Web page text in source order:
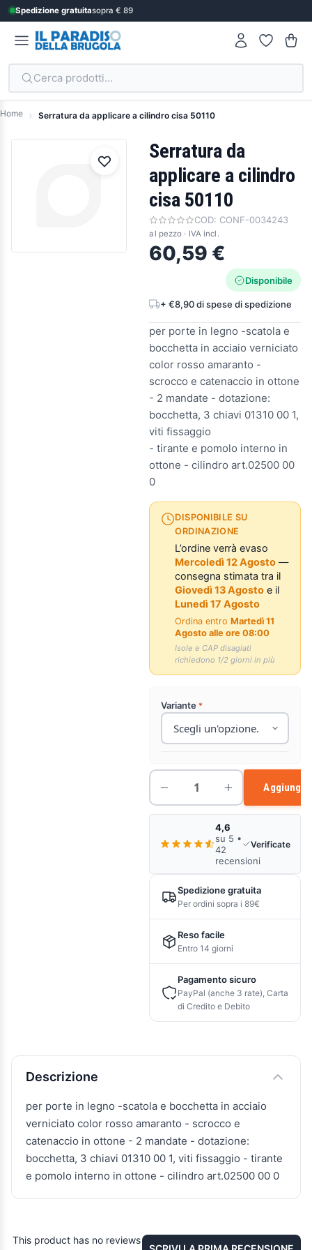
Spedizione gratuitasopra € 89
Cerca prodotti...
Home Serratura da applicare a cilindro cisa 50110
Serratura da
applicare a cilindro
cisa 50110
COD: CONF-0034243
al pezzo · IVA incl.
60,59 €
Disponibile
+ €8,90 di spese di spedizione
per porte in legno -scatola e
bocchetta in acciaio verniciato
color rosso amaranto -
scrocco e catenaccio in ottone
- 2 mandate - dotazione:
bocchetta, 3 chiavi 01310 00 1,
viti fissaggio
- tirante e pomolo interno in
ottone - cilindro art.02500 00
0
DISPONIBILE SU
ORDINAZIONE
L’ordine verrà evaso
Mercoledì 12 Agosto —
consegna stimata tra il
Giovedì 13 Agosto e il
Lunedì 17 Agosto
Ordina entroMartedì 11
Agosto alle ore 08:00
Isole e CAP disagiati
richiedono 1/2 giorni in più
Variante
Aggiungi
4,6
su 5 •
42
recensioni
Verificate
Spedizione gratuita
Per ordini sopra i 89€
Reso facile
Entro 14 giorni
Pagamento sicuro
PayPal (anche 3 rate), Carta
di Credito e Debito
Descrizione e caratteristiche
Descrizione
per porte in legno -scatola e bocchetta in acciaio
verniciato color rosso amaranto - scrocco e
catenaccio in ottone - 2 mandate - dotazione:
bocchetta, 3 chiavi 01310 00 1, viti fissaggio - tirante
e pomolo interno in ottone - cilindro art.02500 00 0
This product has no reviews